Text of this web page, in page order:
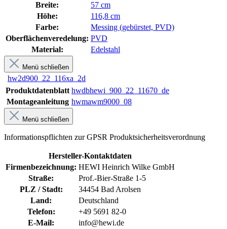
Breite:
57 cm
Höhe:
116,8 cm
Farbe:
Messing (gebürstet, PVD)
Oberflächenveredelung: PVD
Material:
Edelstahl
Menü schließen
hw2d900_22_116xa_2d
Produktdatenblatt hwdbhewi_900_22_11670_de
Montageanleitung hwmawm9000_08
Menü schließen
Informationspflichten zur GPSR Produktsicherheitsverordnung
Hersteller-Kontaktdaten
Firmenbezeichnung: HEWI Heinrich Wilke GmbH
Straße:
Prof.-Bier-Straße 1-5
PLZ / Stadt:
34454 Bad Arolsen
Land:
Deutschland
Telefon:
+49 5691 82-0
E-Mail:
info@hewi.de